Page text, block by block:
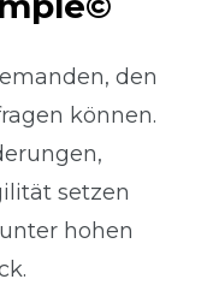
den
können.
setzen
hohen